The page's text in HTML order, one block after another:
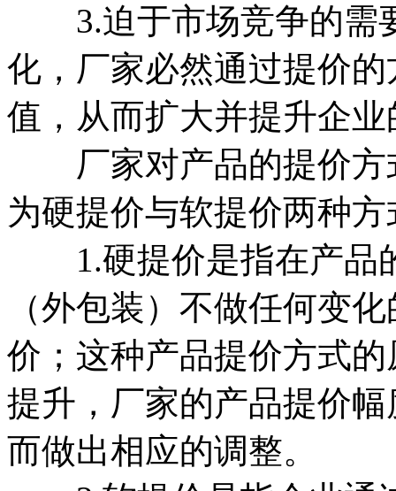
3.迫于市场竞争的需
化，厂家必然通过提价
值，从而扩大并提升企
厂家对产品的提价方
为硬提价与软提价两种方
1.硬提价是指在产品
（外包装）不做任何变
价；这种产品提价方式
提升，厂家的产品提价
而做出相应的调整。